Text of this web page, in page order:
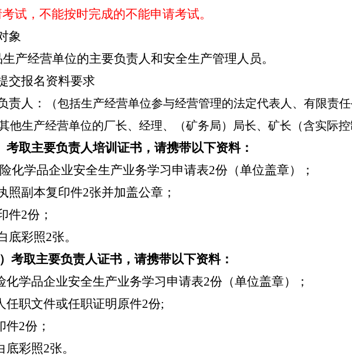
试，不能按时完成的不能申请考试。
象
产经营单位的主要负责人和安全生产管理人员。
交报名资料要求
责人：
（包括生产经营单位参与经营管理的法定代表人、有限责
他生产经营单位的厂长、经理、（矿务局）局长、矿长（含实际控
考取主要负责人培训证书，请携带以下资料：
化学品企业安全生产业务学习申请表2份（单位盖章）；
照副本复印件2张并加盖公章；
件2份；
底彩照2张。
考取主要负责人证书，请携带以下资料：
化学品企业安全生产业务学习申请表2份（单位盖章）；
任职文件或任职证明 原件2份;
件2份；
底彩照2张。